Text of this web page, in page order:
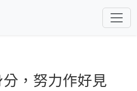
分，努力作好見